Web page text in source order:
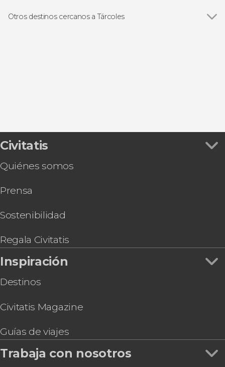
Otros destinos cercanos a Tárcoles
Civitatis
Quiénes somos
Prensa
Sostenibilidad
Regala Civitatis
Inspiración
Destinos
Civitatis Magazine
Guías de viajes
Trabaja con nosotros